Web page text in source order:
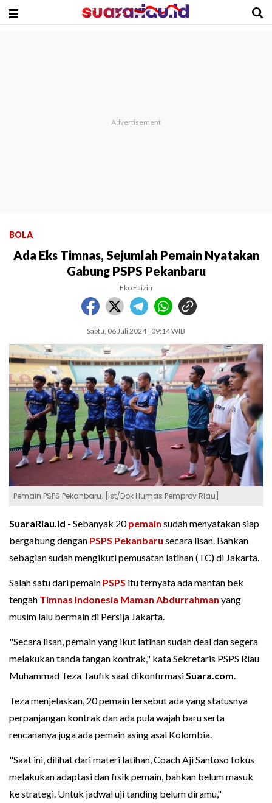
BOLA
Ada Eks Timnas, Sejumlah Pemain Nyatakan
Gabung PSPS Pekanbaru
Eko Faizin
Sabtu, 06 Juli 2024 | 09:14 WIB
Pemain PSPS Pekanbaru. [Ist/Dok Humas Pemprov Riau]
SuaraRiau.id - Sebanyak 20pemain sudah menyatakan siap
bergabung dengan PSPS Pekanbaru secara lisan. Bahkan
sebagian sudah mengikuti pemusatan latihan (TC) di Jakarta.
Salah satu dari pemain PSPS itu ternyata ada mantan bek
tengah Timnas Indonesia Maman Abdurrahman yang
musim lalu bermain di Persija Jakarta.
"Secara lisan, pemain yang ikut latihan sudah deal dan segera
melakukan tanda tangan kontrak," kata Sekretaris PSPS Riau
Muhammad Teza Taufik saat dikonfirmasiSuara.com.
Teza menjelaskan, 20 pemain tersebut ada yang statusnya
perpanjangan kontrak dan ada pula wajah baru serta
rencananya juga ada pemain asing asal Kolombia.
"Saat ini, dilihat dari materi latihan, Coach Aji Santoso fokus
melakukan adaptasi dan fisik pemain, bahkan belum masuk
ke strategi. Untuk jadwal uji tanding belum diramu,"